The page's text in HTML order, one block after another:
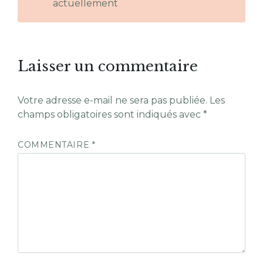
actuellement
Laisser un commentaire
Votre adresse e-mail ne sera pas publiée. Les
champs obligatoires sont indiqués avec *
COMMENTAIRE *